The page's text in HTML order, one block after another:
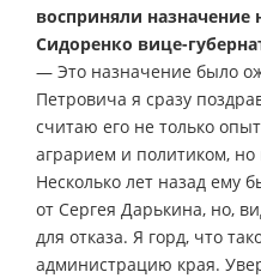
восприняли назначение
Сидоренко вице-
— Это назначение было
Петровича я сразу
считаю его не только
аграрием и политиком,
Несколько лет назад ему
от Сергея Дарькина, но,
для отказа. Я горд, что
администрацию края.